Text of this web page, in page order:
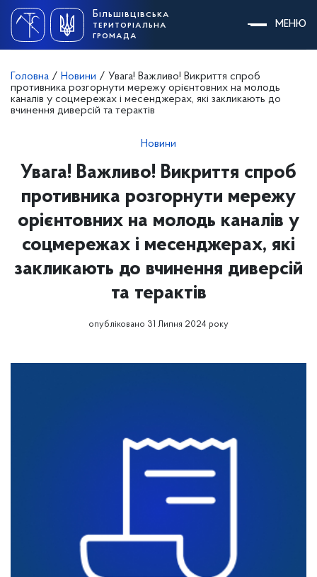
content
Більшівцівська
територіальна
громада
МЕНЮ
Головна / Новини / Увага! Важливо! Викриття спроб
противника розгорнути мережу орієнтовних на молодь
каналів у соцмережах і месенджерах, які закликають до
вчинення диверсій та терактів
Новини
Увага! Важливо! Викриття спроб
противника розгорнути мережу
орієнтовних на молодь каналів у
соцмережах і месенджерах, які
закликають до вчинення диверсій
та терактів
опубліковано 31 Липня 2024 року